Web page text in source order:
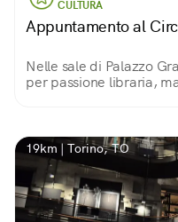
CULTURA
Appuntamento al
Nelle sale di Palazzo
per passione libraria,
19km | Torino, TO